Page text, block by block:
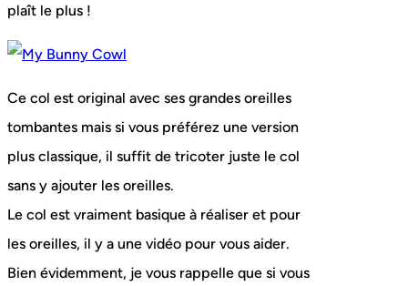
plaît le plus !
Ce col est original avec ses grandes oreilles
tombantes mais si vous préférez une version
plus classique, il suffit de tricoter juste le col
sans y ajouter les oreilles.
Le col est vraiment basique à réaliser et pour
les oreilles, il y a une vidéo pour vous aider.
Bien évidemment, je vous rappelle que si vous